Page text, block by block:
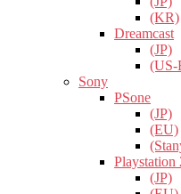
(KR)
Dreamcast
(JP)
(US-
Sony
PSone
(JP)
(EU)
Playstation
(JP)